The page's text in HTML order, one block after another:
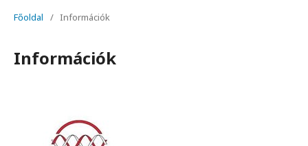
Főoldal / Információk
Információk